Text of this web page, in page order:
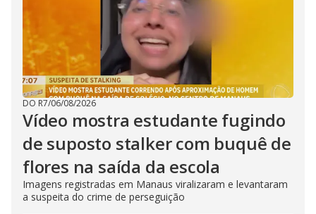
DO R7/06/08/2026
Vídeo mostra estudante fugindo
de suposto stalker com buquê de
flores na saída da escola
Imagens registradas em Manaus viralizaram e levantaram
a suspeita do crime de perseguição